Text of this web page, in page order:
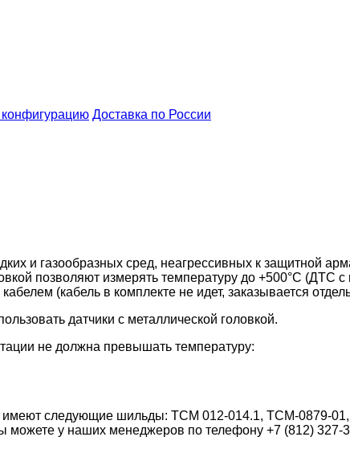
Доставка по России
и газообразных сред, неагрессивных к защитной
позволяют измерять температуру до +500°С
(кабель в комплекте не идет, заказывается
датчики с металлической головкой.
не должна превышать температуру:
имеют следующие шильды: ТСМ 012-014.1, ТСМ-
можете у наших менеджеров по телефону +7 (812) 327-